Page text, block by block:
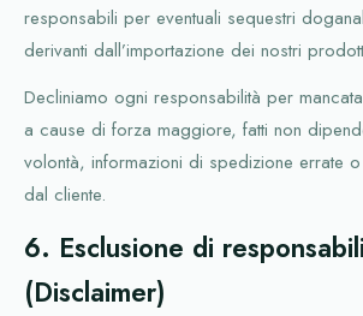
responsabili per eventuali sequestri
derivanti dall’importazione dei nostri
Decliniamo ogni responsabilità per
a cause di forza maggiore, fatti non
volontà, informazioni di spedizione errate
dal cliente.
6. Esclusione di
(Disclaimer)